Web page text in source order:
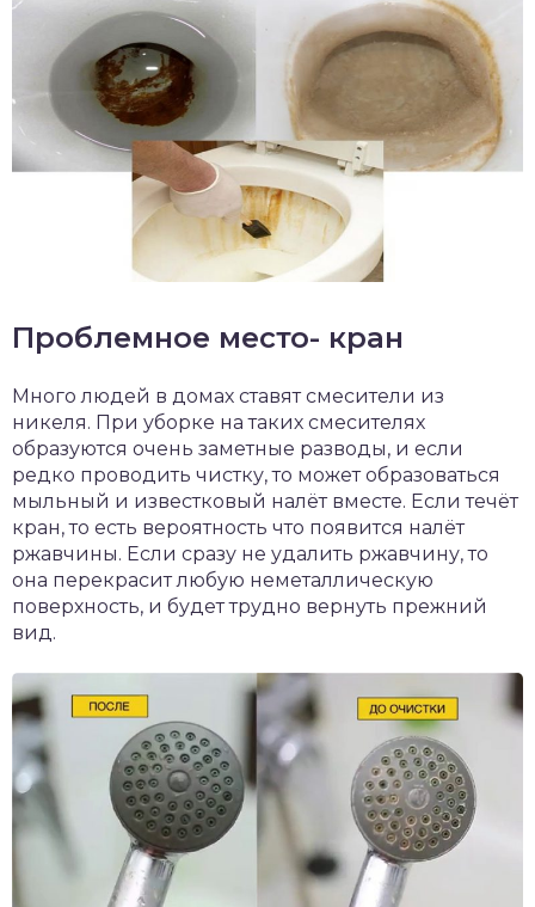
Проблемное место- кран
Много людей в домах ставят смесители из
никеля. При уборке на таких смесителях
образуются очень заметные разводы, и если
редко проводить чистку, то может образоваться
мыльный и известковый налёт вместе. Если течёт
кран, то есть вероятность что появится налёт
ржавчины. Если сразу не удалить ржавчину, то
она перекрасит любую неметаллическую
поверхность, и будет трудно вернуть прежний
вид.